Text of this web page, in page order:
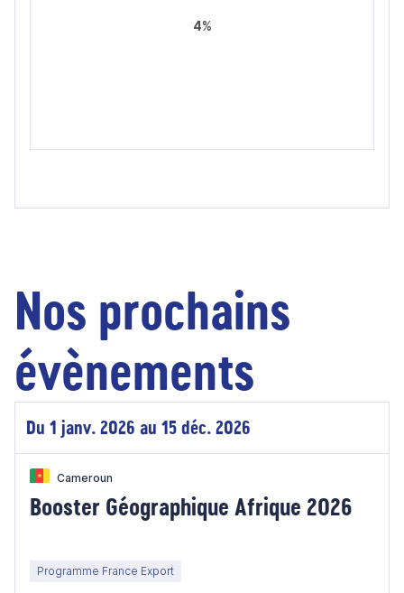
4%
Nos prochains
évènements
Du 1 janv. 2026 au 15 déc. 2026
Cameroun
Booster Géographique Afrique 2026
Programme France Export